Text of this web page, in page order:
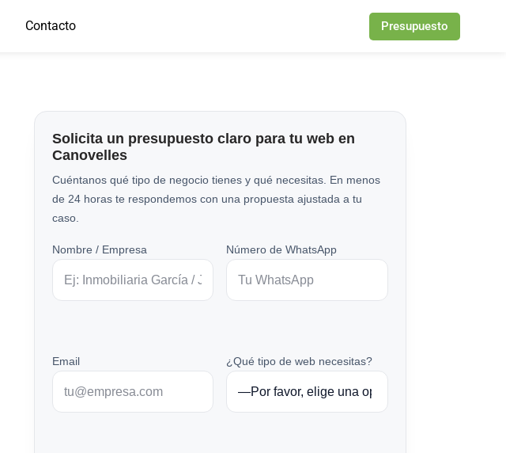
Contacto Presupuesto
Solicita un presupuesto claro para tu web en
Canovelles
Cuéntanos qué tipo de negocio tienes y qué necesitas. En menos
de 24 horas te respondemos con una propuesta ajustada a tu
caso.
Nombre / Empresa Número de WhatsApp
Email ¿Qué tipo de web necesitas?